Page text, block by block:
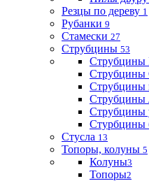
Резцы по дереву 1
Рубанки 9
Стамески 27
Струбцины 53
Струбцины
Струбцины
Струбцины
Струбцины
Струбцины
Стурбцины
Стусла 13
Топоры, колуны 5
Колуны3
Топоры2